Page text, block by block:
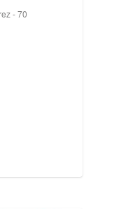
- 70